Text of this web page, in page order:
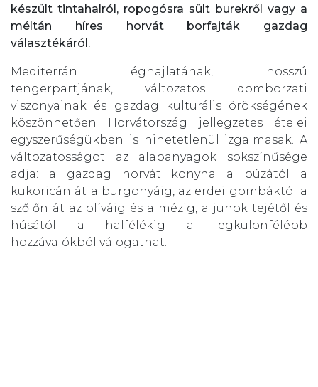
készült tintahalról, ropogósra sült burekről vagy a
méltán híres horvát borfajták gazdag
választékáról.
Mediterrán éghajlatának, hosszú
tengerpartjának, változatos domborzati
viszonyainak és gazdag kulturális örökségének
köszönhetően Horvátország jellegzetes ételei
egyszerűségükben is hihetetlenül izgalmasak. A
változatosságot az alapanyagok sokszínűsége
adja: a gazdag horvát konyha a búzától a
kukoricán át a burgonyáig, az erdei gombáktól a
szőlőn át az olíváig és a mézig, a juhok tejétől és
húsától a halfélékig a legkülönfélébb
hozzávalókból válogathat.